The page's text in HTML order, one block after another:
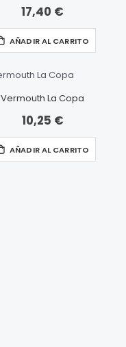
17,40 €
AÑADIR AL CARRITO
Vermouth La Copa
10,25 €
AÑADIR AL CARRITO